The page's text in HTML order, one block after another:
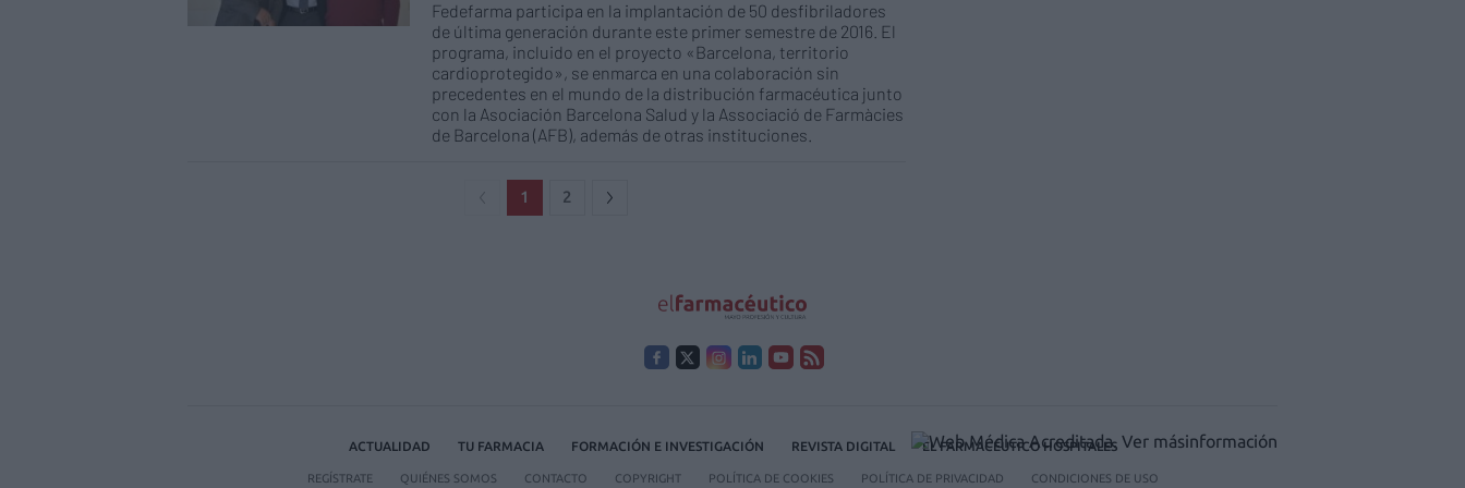
Fedefarma participa en la implantación de 50 desfibriladores
de última generación durante este primer semestre de 2016. El
programa, incluido en el proyecto «Barcelona, territorio
cardioprotegido», se enmarca en una colaboración sin
precedentes en el mundo de la distribución farmacéutica junto
con la Asociación Barcelona Salud y la Associació de Farmàcies
de Barcelona (AFB), además de otras instituciones.
1 2
ACTUALIDAD TU FARMACIA FORMACIÓN E INVESTIGACIÓN REVISTA DIGITAL EL FARMACÉUTICO HOSPITALES
REGÍSTRATE QUIÉNES SOMOS CONTACTO COPYRIGHT POLÍTICA DE COOKIES POLÍTICA DE PRIVACIDAD CONDICIONES DE USO